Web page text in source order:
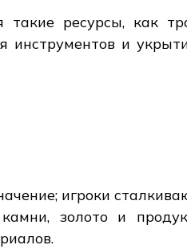
такие ресурсы, как
и
игроки
золото и